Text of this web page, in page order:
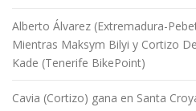
Alberto Álvarez (Extremadura-
Mientras Maksym Bilyi y Cortizo
Kade (Tenerife BikePoint)
Cavia (Cortizo) gana en Santa